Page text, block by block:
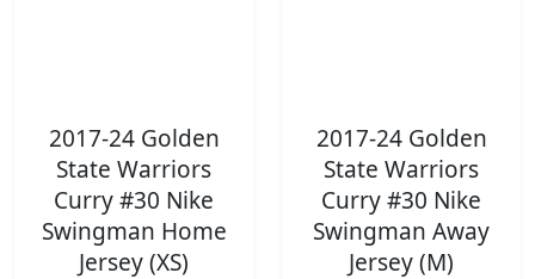
2017-24 Golden
State Warriors
Curry #30 Nike
Swingman Home
Jersey (XS)
2017-24 Golden
State Warriors
Curry #30 Nike
Swingman Away
Jersey (M)